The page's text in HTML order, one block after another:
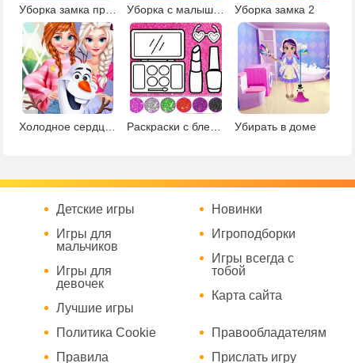
Уборка замка принцессы Уборка с малышкой Тейлор Уборка замка 2
Холодное сердце: день в королевстве Раскраски с блестками и нейл-арт Убирать в доме
Детские игры
Игры для
мальчиков
Игры для
девочек
Лучшие игры
Новинки
Игроподборки
Игры всегда с
тобой
Карта сайта
Политика Cookie
Правила
Правообладателям
Прислать игру